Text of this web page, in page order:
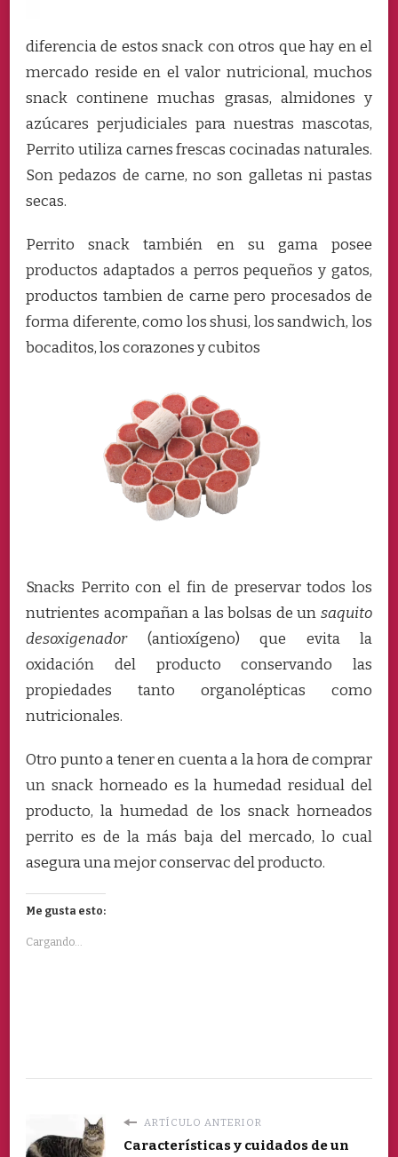
diferencia de estos snack con otros que hay en el
mercado reside en el valor nutricional, muchos
snack continene muchas grasas, almidones y
azúcares perjudiciales para nuestras mascotas,
Perrito utiliza carnes frescas cocinadas naturales.
Son pedazos de carne, no son galletas ni pastas
secas.
Perrito snack también en su gama posee
productos adaptados a perros pequeños y gatos,
productos tambien de carne pero procesados de
forma diferente, como los shusi, los sandwich, los
bocaditos, los corazones y cubitos
Snacks Perrito con el fin de preservar todos los
nutrientes acompañan a las bolsas de un saquito
desoxigenador(antioxígeno) que evita la
oxidación del producto conservando las
propiedades tanto organolépticas como
nutricionales.
Otro punto a tener en cuenta a la hora de comprar
un snack horneado es la humedad residual del
producto, la humedad de los snack horneados
perrito es de la más baja del mercado, lo cual
asegura una mejor conservac del producto.
Me gusta esto:
Cargando...
ARTÍCULO ANTERIOR
Características y cuidados de un